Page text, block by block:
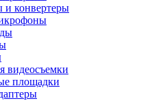
и конвертеры
видеосъемки
площадки